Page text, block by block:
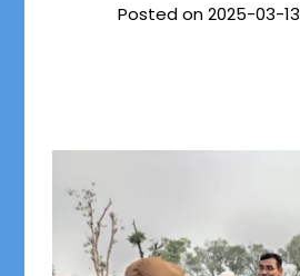
Posted on2025-03-13